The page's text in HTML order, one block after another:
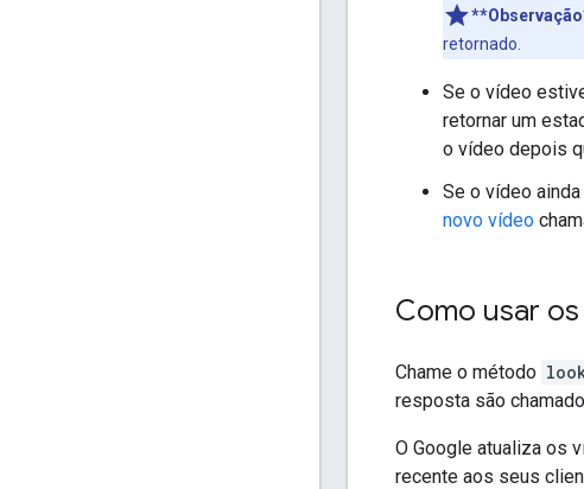
retornado.
Se o vídeo
retornar um
o vídeo depois
Se o vídeo
novo vídeo
Como usar
Chame o método
resposta são
O Google atualiza os
recente aos seus